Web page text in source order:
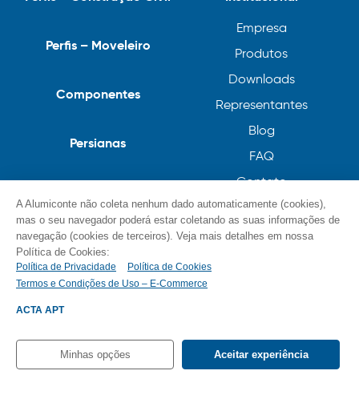
Empresa
Produtos
Downloads
Representantes
Blog
FAQ
Contato
Trabalhe Conosco
Política de Privacidade
Perfis – Moveleiro
Componentes
Persianas
© Alumiconte, Grande como as minhas ideias /
A Alumiconte não coleta nenhum dado automaticamente (cookies),
mas o seu navegador poderá estar coletando as suas informações de
navegação (cookies de terceiros). Veja mais detalhes em nossa
Política de Cookies:
Política de Privacidade
Política de Cookies
Termos e Condições de Uso – E-Commerce
ACTA APT
Minhas opções Aceitar experiência